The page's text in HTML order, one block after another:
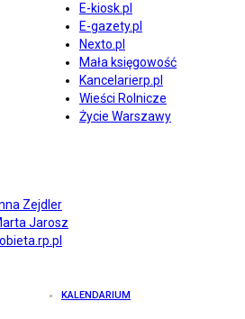
E-kiosk.pl
E-gazety.pl
Nexto.pl
Mała księgowość
Kancelarierp.pl
Wieści Rolnicze
Życie Warszawy
Zejdler
Jarosz
KALENDARIUM